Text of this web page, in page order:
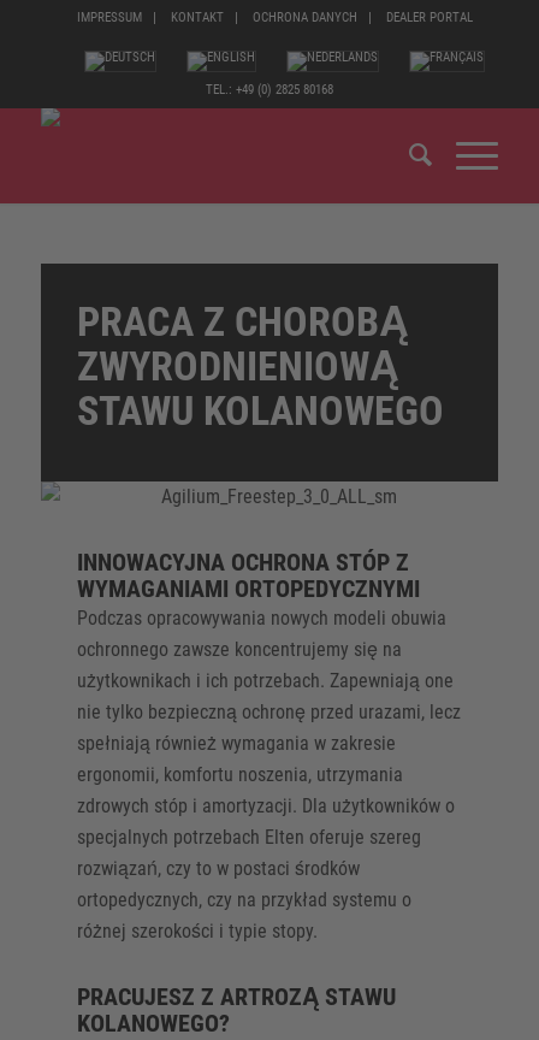
IMPRESSUM KONTAKT OCHRONA DANYCH DEALER PORTAL
TEL.: +49 (0) 2825 80168
PRACA Z CHOROBĄ
ZWYRODNIENIOWĄ
STAWU KOLANOWEGO
INNOWACYJNA OCHRONA STÓP Z
WYMAGANIAMI ORTOPEDYCZNYMI
Podczas opracowywania nowych modeli obuwia
ochronnego zawsze koncentrujemy się na
użytkownikach i ich potrzebach. Zapewniają one
nie tylko bezpieczną ochronę przed urazami, lecz
spełniają również wymagania w zakresie
ergonomii, komfortu noszenia, utrzymania
zdrowych stóp i amortyzacji. Dla użytkowników o
specjalnych potrzebach Elten oferuje szereg
rozwiązań, czy to w postaci środków
ortopedycznych, czy na przykład systemu o
różnej szerokości i typie stopy.
PRACUJESZ Z ARTROZĄ STAWU
KOLANOWEGO?